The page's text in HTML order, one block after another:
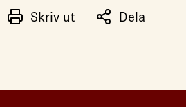
Skriv ut Dela